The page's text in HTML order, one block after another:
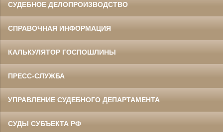
СУДЕБНОЕ ДЕЛОПРОИЗВОДСТВО
СПРАВОЧНАЯ ИНФОРМАЦИЯ
КАЛЬКУЛЯТОР ГОСПОШЛИНЫ
ПРЕСС-СЛУЖБА
УПРАВЛЕНИЕ СУДЕБНОГО ДЕПАРТАМЕНТА
СУДЫ СУБЪЕКТА РФ